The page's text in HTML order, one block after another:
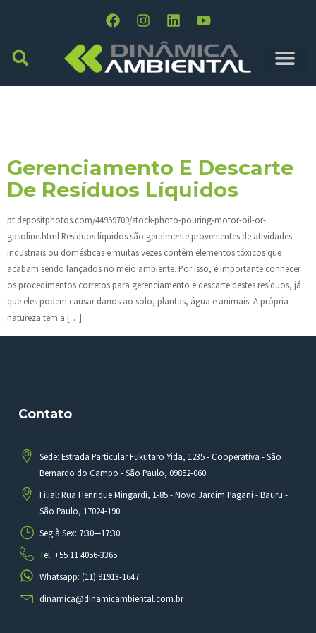
Gerenciamento E Descarte
De Resíduos Líquidos
pt.depositphotos.com/44959709/stock-photo-pouring-motor-oil-or-
gasoline.html Resíduos líquidos são geralmente provenientes de atividades
industriais ou domésticas e muitas vezes contêm elementos tóxicos que
acabam sendo lançados no meio ambiente. Por isso, é importante conhecer
os procedimentos corretos para gerenciamento e descarte destes resíduos, já
que eles podem causar danos ao solo, plantas, água e animais. A própria
natureza tem a […]
Contato
Sede: Estrada Particular Fukutaro Yida, 1235 - Cooperativa - São
Bernardo do Campo - São Paulo, 09852-060
Filial: Rua Henrique Mingardi, 1-85 - Novo Jardim Pagani - Bauru -
São Paulo, 17024-190
Seg à Sex: 7:30—17:30
Tel: +55 11 4056-3365
Whatsapp: (11) 91913-1647
dinamica@dinamicambiental.com.br